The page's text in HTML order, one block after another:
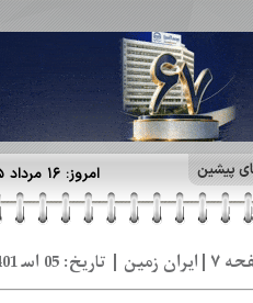
امروز: ۱۶ مرداد ۱۴۰۵ پیشین